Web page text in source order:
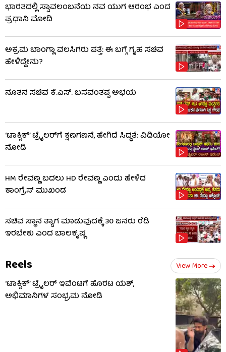
ಭಾರತದಲ್ಲಿ ಸ್ವಾವಲಂಬನೆಯ ನವ ಯುಗ ಆರಂಭ ಎಂದ
ಪ್ರಧಾನಿ ಮೋದಿ
ಅಕ್ರಮ ಬಾಂಗ್ಲಾ ವಲಸಿಗರು ಪತ್ತೆ: ಈ ಬಗ್ಗೆ ಗೃಹ ಸಚಿವ
ಹೇಳಿದ್ದೇನು?
ನೂತನ ಸಚಿವ ಕೆ.ಎಸ್. ಬಸವಂತಪ್ಪ ಅಭಯ
‘ಟಾಕ್ಸಿಕ್’ ಟ್ರೈಲರ್​​ಗೆ ಕ್ಷಣಗಣನೆ, ಹೇಗಿದೆ ಸಿದ್ಧತೆ: ವಿಡಿಯೋ
ನೋಡಿ
HM ರೇವಣ್ಣ ಬದಲು HD ರೇವಣ್ಣ ಎಂದು ಹೇಳಿದ
ಕಾಂಗ್ರೆಸ್ ಮುಖಂಡ
ಸಚಿವ ಸ್ಥಾನ ತ್ಯಾಗ ಮಾಡುವುದಕ್ಕೆ 30 ಜನರು ರೆಡಿ
ಇರಬೇಕು ಎಂದ ಬಾಲಕೃಷ್ಣ
Reels View More
‘ಟಾಕ್ಸಿಕ್’ ಟ್ರೈಲರ್ ಇವೆಂಟಿಗೆ ಹೊರಟ ಯಶ್,
ಅಭಿಮಾನಿಗಳ ಸಂಭ್ರಮ ನೋಡಿ